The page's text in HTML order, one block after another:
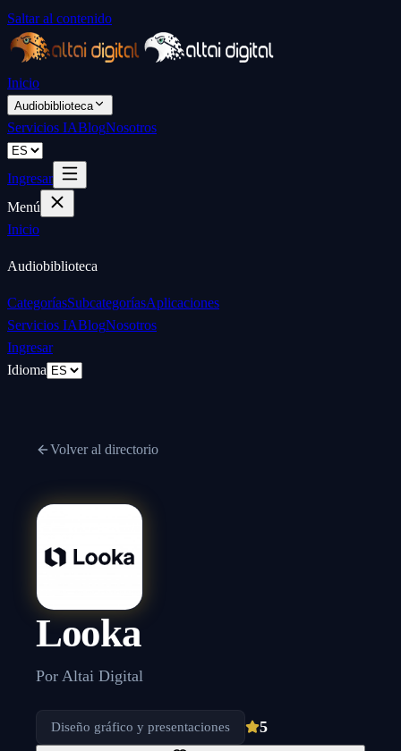
Saltar al contenido
Inicio
Audiobiblioteca
Servicios IABlogNosotros
Ingresar
Menú
Inicio
Audiobiblioteca
CategoríasSubcategoríasAplicaciones
Servicios IABlogNosotros
Ingresar
Idioma
Volver al directorio
Looka
Por Altai Digital
Diseño gráfico y presentaciones 5